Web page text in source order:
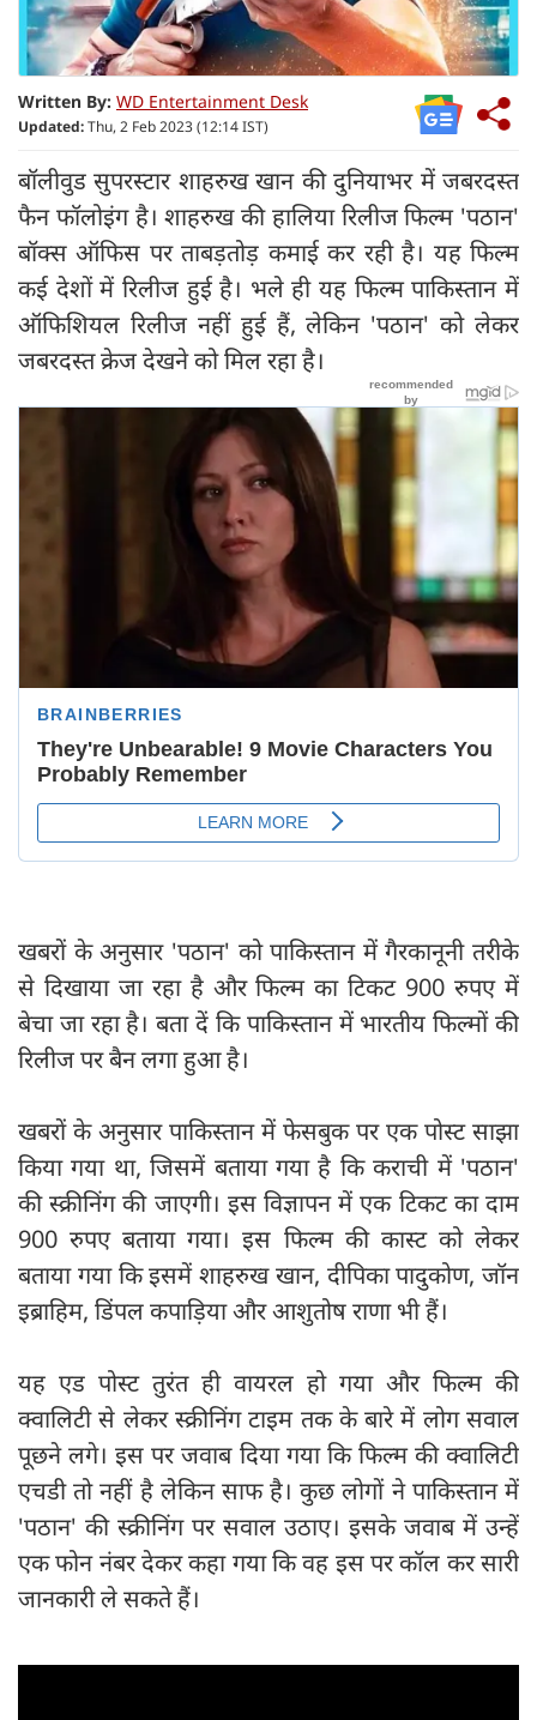
Written By: WD Entertainment Desk
Updated:Thu, 2 Feb 2023 (12:14 IST)
बॉलीवुड सुपरस्टार शाहरुख खान की दुनियाभर में जबरदस्त
फैन फॉलोइंग है। शाहरुख की हालिया रिलीज फिल्म 'पठान'
बॉक्स ऑफिस पर ताबड़तोड़ कमाई कर रही है। यह फिल्म
कई देशों में रिलीज हुई है। भले ही यह फिल्म पाकिस्तान में
ऑफिशियल रिलीज नहीं हुई हैं, लेकिन 'पठान' को लेकर
जबरदस्त क्रेज देखने को मिल रहा है।
खबरों के अनुसार 'पठान' को पाकिस्तान में गैरकानूनी तरीके
से दिखाया जा रहा है और फिल्म का टिकट 900 रुपए में
बेचा जा रहा है। बता दें कि पाकिस्तान में भारतीय फिल्मों की
रिलीज पर बैन लगा हुआ है।
खबरों के अनुसार पाकिस्तान में फेसबुक पर एक पोस्ट साझा
किया गया था, जिसमें बताया गया है कि कराची में 'पठान'
की स्क्रीनिंग की जाएगी। इस विज्ञापन में एक टिकट का दाम
900 रुपए बताया गया। इस फिल्म की कास्ट को लेकर
बताया गया कि इसमें शाहरुख खान, दीपिका पादुकोण, जॉन
इब्राहिम, डिंपल कपाड़िया और आशुतोष राणा भी हैं।
यह एड पोस्ट तुरंत ही वायरल हो गया और फिल्म की
क्वालिटी से लेकर स्क्रीनिंग टाइम तक के बारे में लोग सवाल
पूछने लगे। इस पर जवाब दिया गया कि फिल्म की क्वालिटी
एचडी तो नहीं है लेकिन साफ है। कुछ लोगों ने पाकिस्तान में
'पठान' की स्क्रीनिंग पर सवाल उठाए। इसके जवाब में उन्हें
एक फोन नंबर देकर कहा गया कि वह इस पर कॉल कर सारी
जानकारी ले सकते हैं।